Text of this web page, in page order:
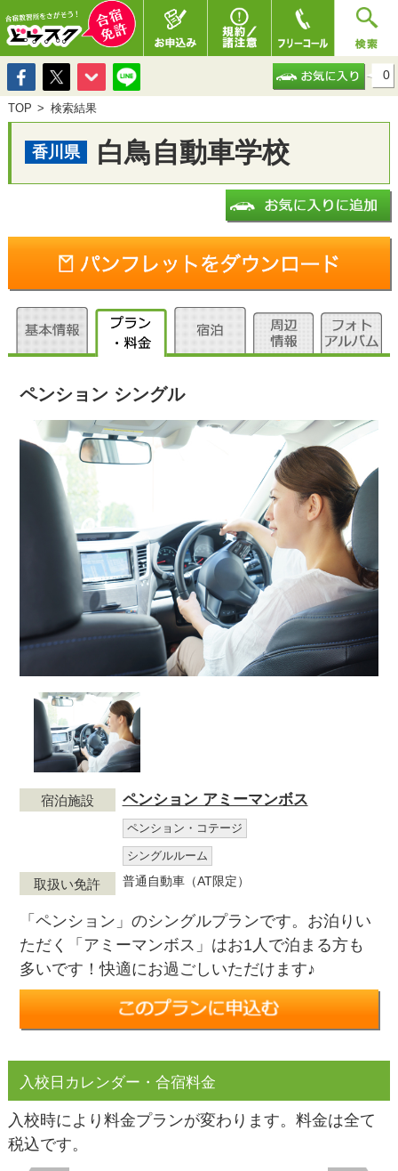
0
TOP 検索結果
香川県 白鳥自動車学校
ペンション シングル
宿泊施設 ペンション アミーマンボス
ペンション・コテージ
シングルルーム
取扱い免許 普通自動車（AT限定）
「ペンション」のシングルプランです。お泊りい
ただく「アミーマンボス」はお1人で泊まる方も
多いです！快適にお過ごしいただけます♪
入校日カレンダー・合宿料金
入校時により料金プランが変わります。料金は全て
税込です。